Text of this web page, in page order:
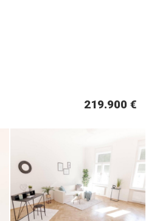
219.900 €